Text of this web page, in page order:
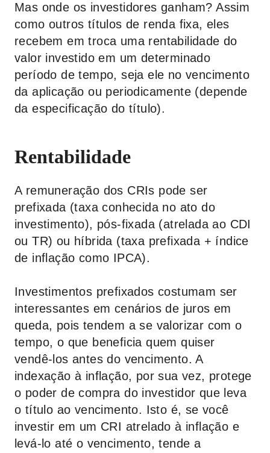
Mas onde os investidores ganham? Assim
como outros títulos de renda fixa, eles
recebem em troca uma rentabilidade do
valor investido em um determinado
período de tempo, seja ele no vencimento
da aplicação ou periodicamente (depende
da especificação do título).
Rentabilidade
A remuneração dos CRIs pode ser
prefixada (taxa conhecida no ato do
investimento), pós-fixada (atrelada ao CDI
ou TR) ou híbrida (taxa prefixada + índice
de inflação como IPCA).
Investimentos prefixados costumam ser
interessantes em cenários de juros em
queda, pois tendem a se valorizar com o
tempo, o que beneficia quem quiser
vendê-los antes do vencimento. A
indexação à inflação, por sua vez, protege
o poder de compra do investidor que leva
o título ao vencimento. Isto é, se você
investir em um CRI atrelado à inflação e
levá-lo até o vencimento, tende a